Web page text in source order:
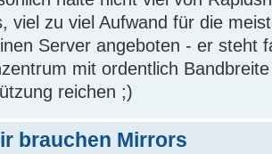
viel zu viel Aufwand für die
Server angeboten - er steht
mit ordentlich
reichen ;)
brauchen Mirrors